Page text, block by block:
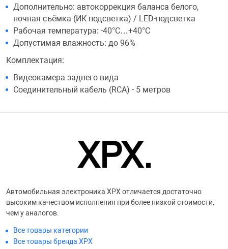
Сумки,
Коляски и
Дополнительно: автокоррекция баланса белого,
ночная съёмка (ИК подсветка) / LED-подсветка
Рабочая температура: -40°C…+40°C
Допустимая влажность: до 96%
Комплектация:
Видеокамера заднего вида
Соединительный кабель (RCA) - 5 метров
Автомобильная электроника XPX отличается достаточно
высоким качеством исполнения при более низкой стоимости,
чем у аналогов.
Все товары категории
Все товары бренда XPX